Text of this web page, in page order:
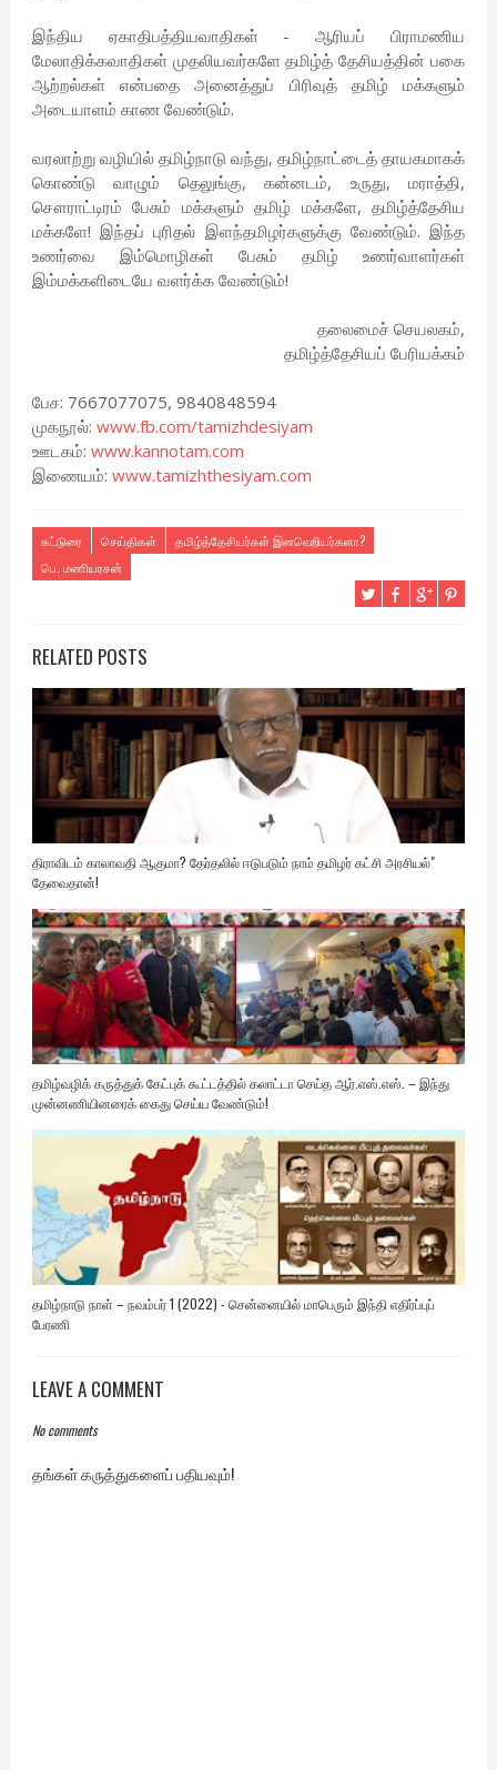
இந்திய ஏகாதிபத்தியவாதிகள் - ஆரியப் பிராமணிய
மேலாதிக்கவாதிகள் முதலியவர்களே தமிழ்த் தேசியத்தின் பகை
ஆற்றல்கள் என்பதை அனைத்துப் பிரிவுத் தமிழ் மக்களும்
அடையாளம் காண வேண்டும்.
வரலாற்று வழியில் தமிழ்நாடு வந்து, தமிழ்நாட்டைத் தாயகமாகக்
கொண்டு வாழும் தெலுங்கு, கன்னடம், உருது, மராத்தி,
சௌராட்டிரம் பேசும் மக்களும் தமிழ் மக்களே, தமிழ்த்தேசிய
மக்களே! இந்தப் புரிதல் இளந்தமிழர்களுக்கு வேண்டும். இந்த
உணர்வை இம்மொழிகள் பேசும் தமிழ் உணர்வாளர்கள்
இம்மக்களிடையே வளர்க்க வேண்டும்!
தலைமைச் செயலகம்,
தமிழ்த்தேசியப் பேரியக்கம்
பேச: 7667077075, 9840848594
முகநூல்: www.fb.com/tamizhdesiyam
ஊடகம்: www.kannotam.com
இணையம்: www.tamizhthesiyam.com
கட்டுரை செய்திகள்
தமிழ்த்தேசியர்கள் இனவெறியர்களா?
பெ. மணியரசன்
RELATED POSTS
திராவிடம் காலாவதி ஆகுமா? தேர்தலில் ஈடுபடும் நாம் தமிழர் கட்சி அரசியல்"
தேவைதான்!
தமிழ்வழிக் கருத்துக் கேட்புக் கூட்டத்தில் கலாட்டா செய்த ஆர்.எஸ்.எஸ். – இந்து
முன்னணியினரைக் கைது செய்ய வேண்டும்!
தமிழ்நாடு நாள் – நவம்பர் 1 (2022) - சென்னையில் மாபெரும் இந்தி எதிர்ப்புப்
பேரணி
LEAVE A COMMENT
No comments
தங்கள் கருத்துகளைப் பதியவும்!